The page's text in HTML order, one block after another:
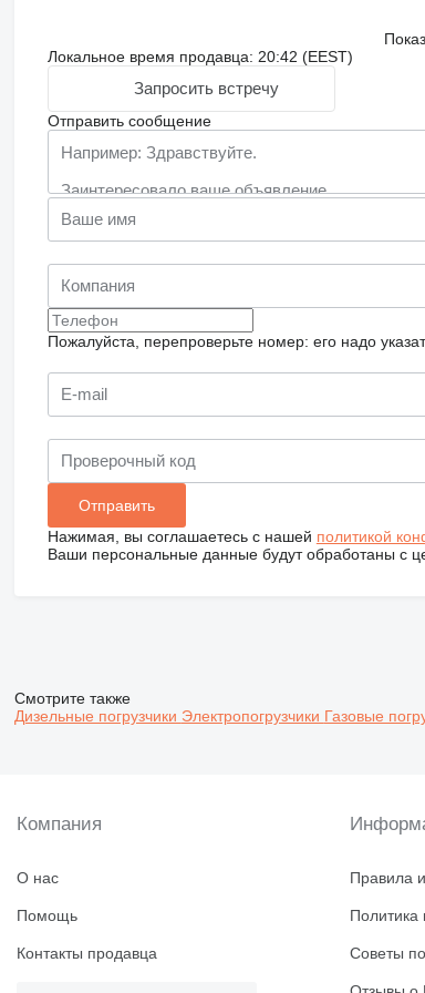
Локальное время продавца: 20:42 (EEST)
Запросить встречу
Отправить сообщение
Пожалуйста, перепроверьте номер: его надо
Нажимая, вы соглашаетесь с нашей политикой
Ваши персональные данные будут обработаны с
Смотрите также
Дизельные погрузчики Электропогрузчики Газовые
Компания
О нас
Помощь
Контакты продавца
Правила
Политика
Советы